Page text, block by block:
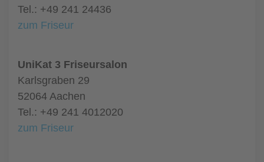
Tel.: +49 241 24436
zum Friseur
UniKat 3 Friseursalon
Karlsgraben 29
52064 Aachen
Tel.: +49 241 4012020
zum Friseur